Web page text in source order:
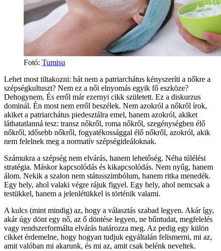
Fotó: Tumisu
Lehet most tiltakozni: hát nem a patriarchátus kényszeríti a nőkre a
szépségkultuszt? Nem ez a női elnyomás egyik fő eszköze?
Dehogynem. És erről már ezernyi cikk született. Ez a diskurzus
dominál. Én most nem erről beszélek. Nem azokról a nőkről írok,
akiket a patriarchátus piedesztálra emel, hanem azokról, akiket
láthatatlanná tesz: transz nőkről, roma nőkről, szegénységben élő
nőkről, idősebb nőkről, fogyatékossággal élő nőkről, azokról, akik
nem felelnek meg a normatív szépségideáloknak.
Számukra a szépség nem elvárás, hanem lehetőség. Néha túlélési
stratégia. Máskor kapcsolódás és kikapcsolódás. Nem nyűg, hanem
álom. Nekik a szalon nem státusszimbólum, hanem ritka menedék.
Egy hely, ahol valaki végre rájuk figyel. Egy hely, ahol nemcsak a
testükkel, hanem a jelenlétükkel is történik valami.
A kulcs (mint mindig) az, hogy a választás szabad legyen. Akár így,
akár úgy dönt egy nő, az ő döntése legyen, ne bűntudat, megfelelés
vagy rendszerformálta elvárás határozza meg. Az pedig egy külön
cikket érdemelne, hogy hogyan tudjuk egyáltalán felismerni, mi az,
amit valóban mi akarunk, és mi az, amit csak belénk neveltek.